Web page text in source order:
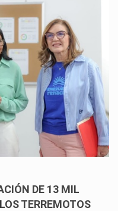
DE 13 MIL
TERREMOTOS